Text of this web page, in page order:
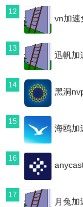
12
vn加速
13
迅帆加
14
黑洞
15
海鸥加
16
17
月兔